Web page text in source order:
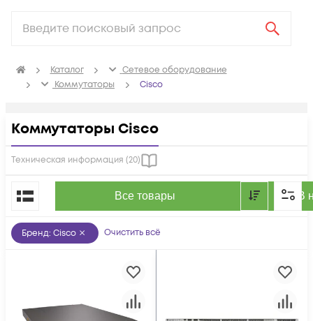
Каталог
Сетевое оборудование
Коммутаторы
Cisco
Коммутаторы Cisco
Техническая информация (20)
Все товары В
По популярности
Бренд: Cisco Очистить всё